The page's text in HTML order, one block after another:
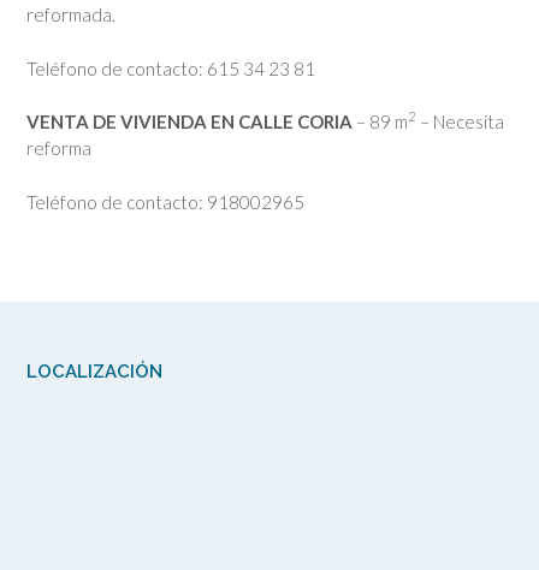
reformada.
Teléfono de contacto: 615 34 23 81
VENTA DE VIVIENDA EN CALLE CORIA – 89 m2 – Necesita
reforma
Teléfono de contacto: 918002965
LOCALIZACIÓN